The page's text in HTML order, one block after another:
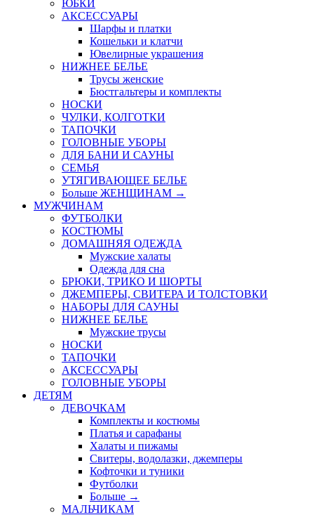
ЮБКИ
AКСЕССУАРЫ
Шарфы и платки
Кошельки и клатчи
Ювелирные украшения
НИЖНЕЕ БЕЛЬЕ
Трусы женские
Бюстгальтеры и комплекты
НОСКИ
ЧУЛКИ, КОЛГОТКИ
ТАПОЧКИ
ГОЛОВНЫЕ УБОРЫ
ДЛЯ БАНИ И САУНЫ
СЕМЬЯ
УТЯГИВАЮЩЕЕ БЕЛЬЕ
Больше ЖЕНЩИНАМ →
МУЖЧИНАМ
ФУТБОЛКИ
КОСТЮМЫ
ДОМАШНЯЯ ОДЕЖДА
Мужские халаты
Одежда для сна
БРЮКИ, ТРИКО И ШОРТЫ
ДЖЕМПЕРЫ, СВИТЕРА И ТОЛСТОВКИ
НАБОРЫ ДЛЯ САУНЫ
НИЖНЕЕ БЕЛЬЕ
Мужские трусы
НОСКИ
ТАПОЧКИ
АКСЕССУАРЫ
ГОЛОВНЫЕ УБОРЫ
ДЕТЯМ
ДЕВОЧКАМ
Комплекты и костюмы
Платья и сарафаны
Халаты и пижамы
Свитеры, водолазки, джемперы
Кофточки и туники
Футболки
Больше →
МАЛЬЧИКАМ